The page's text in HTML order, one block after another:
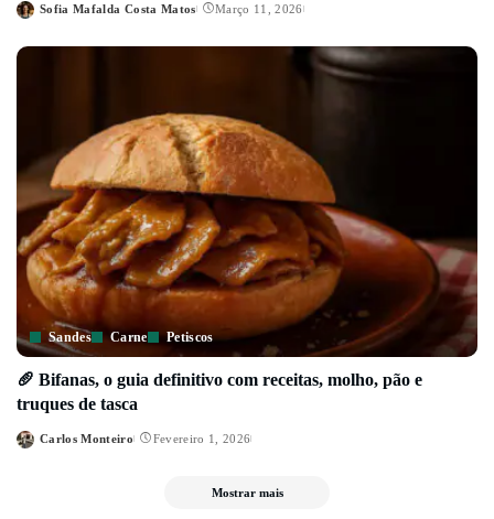
Posted
Sofia Mafalda Costa Matos Março 11, 2026
Sandes Carne Petiscos
🥖 Bifanas, o guia definitivo com receitas, molho, pão e
truques de tasca
Posted
Carlos Monteiro Fevereiro 1, 2026
Mostrar mais